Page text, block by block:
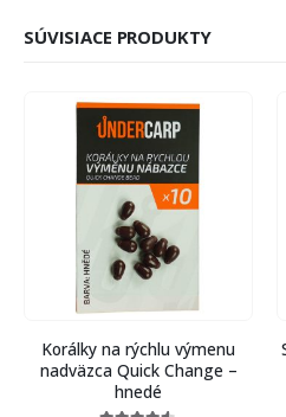
SÚVISIACE PRODUKTY
Samosvorné korálky – zelené
4.57out of 5
1.70€